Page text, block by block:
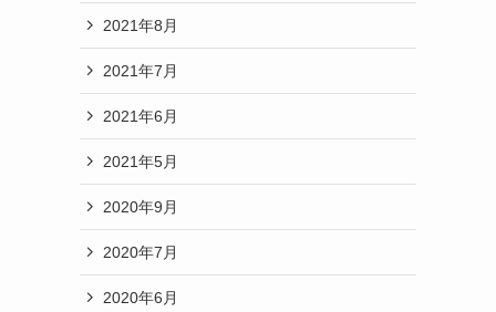
2021年8月
2021年7月
2021年6月
2021年5月
2020年9月
2020年7月
2020年6月